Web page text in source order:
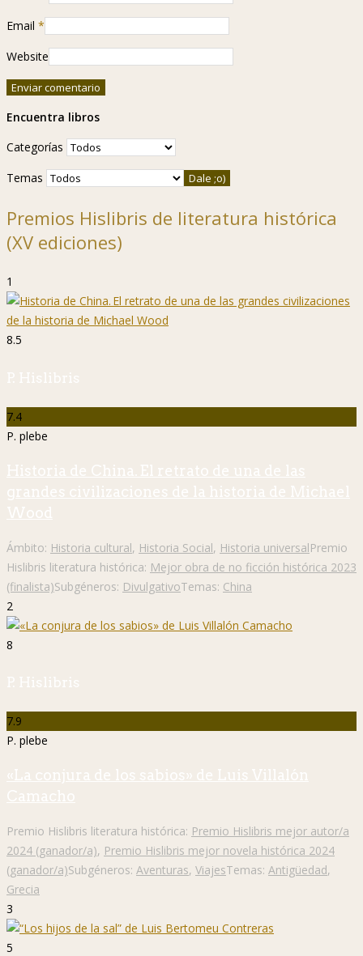
Email *
Website
Encuentra libros
Categorías
Temas
Premios Hislibris de literatura histórica
(XV ediciones)
1
8.5
P. Hislibris
7.4
P. plebe
Historia de China. El retrato de una de las
grandes civilizaciones de la historia de Michael
Wood
Ámbito: Historia cultural, Historia Social, Historia universalPremio
Hislibris literatura histórica: Mejor obra de no ficción histórica 2023
(finalista)Subgéneros: DivulgativoTemas: China
2
8
P. Hislibris
7.9
P. plebe
«La conjura de los sabios» de Luis Villalón
Camacho
Premio Hislibris literatura histórica: Premio Hislibris mejor autor/a
2024 (ganador/a), Premio Hislibris mejor novela histórica 2024
(ganador/a)Subgéneros: Aventuras, ViajesTemas: Antigüedad,
Grecia
3
5